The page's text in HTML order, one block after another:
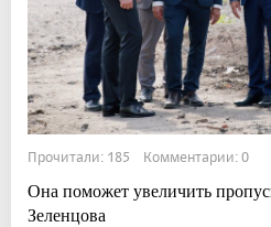
Прочитали: 185 Комментарии: 0
Она поможет увеличить
Зеленцова